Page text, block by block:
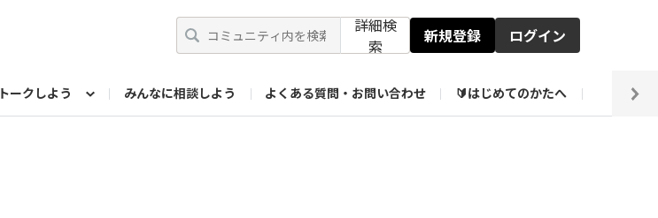
詳細検
索
新規登録 ログイン
トークしよう みんなに相談しよう よくある質問・お問い合わせ 🔰はじめてのかたへ 編集